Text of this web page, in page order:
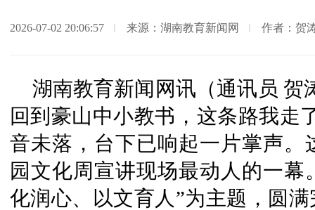
2026-07-02 20:06:57 来源：湖南教育新闻网 作者：贺
湖南教育新闻网讯（通讯员
回到豪山中小教书，这条路我走
音未落，台下已响起一片掌声
园文化周宣讲现场最动人的一
化润心、以文育人”为主题，圆